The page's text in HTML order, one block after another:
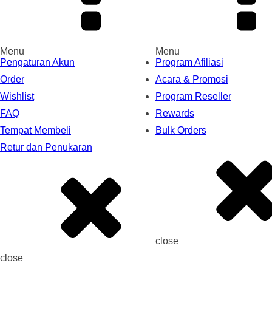
Menu
Pengaturan Akun
Order
Wishlist
FAQ
Tempat Membeli
Retur dan Penukaran
close
Menu
Program Afiliasi
Acara & Promosi
Program Reseller
Rewards
Bulk Orders
close